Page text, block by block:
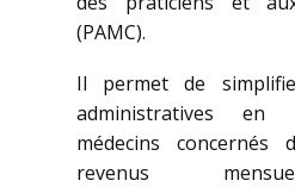
(PAMC).
Il permet de
administratives en
médecins concernés
revenus